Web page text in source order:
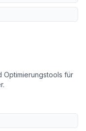
Optimierungstools für